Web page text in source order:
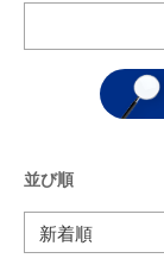
並び順